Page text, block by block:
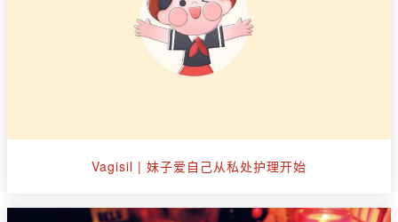
Vagisil | 妹子爱自己从私处护理开始